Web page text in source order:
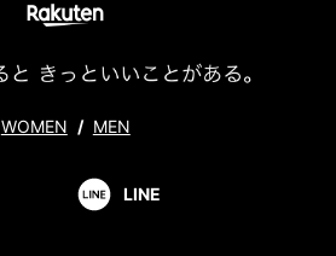
WOMEN / MEN
LINE